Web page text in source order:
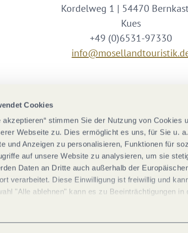
Cookies
akzeptieren“ stimmen Sie der Nutzung von Cookies
Webseite zu. Dies ermöglicht es uns, für Sie u.
und Anzeigen zu personalisieren, Funktionen für
auf unsere Website zu analysieren, um sie
Daten an Dritte auch außerhalb der
verarbeitet. Diese Einwilligung ist freiwillig und
"Alle ablehnen" kann es zu Beeinträchtigungen in
Kordelweg 1 | 54470
Kues
+49 (0)6531-97330